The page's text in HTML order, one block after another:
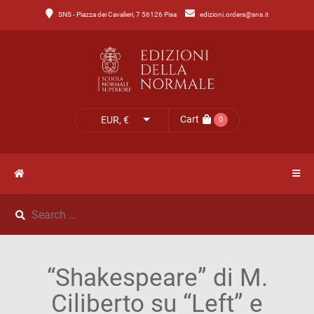
SNS - Piazza dei Cavalieri, 7 56126 Pisa edizioni.orders@sns.it
EUR, € Cart 0
MenuCatalogo
Catalogo
NOVITÀ
NEWS
IL
“Shakespeare” di M.
Ciliberto su “Left” e